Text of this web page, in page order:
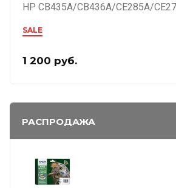
HP CB435A/CB436A/CE285A/
SALE
1 200 руб.
РАСПРОДАЖА